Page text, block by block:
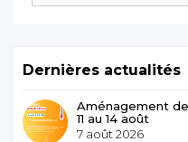
Dernières actualités
Aménagement
11 au 14 août
7 août 2026